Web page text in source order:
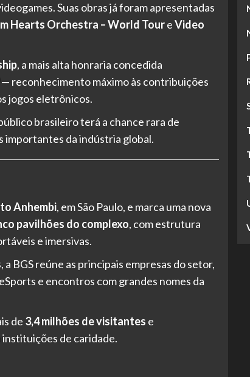
Suas obras já foram apresentadas
Hearts Orchestra – World ToureVideo
, a mais alta honraria concedida
— reconhecimento máximo às contribuições
jogos eletrônicos.
brasileiro terá a chance rara de
importantes da indústria global.
Anhembi, em São Paulo, e marca uma nova
pavilhões do complexo, com estrutura
e imersivas.
, a BGS reúne as principais empresas do setor,
e encontros com grandes nomes da
de 3,4 milhões de visitantes e
instituições de caridade.